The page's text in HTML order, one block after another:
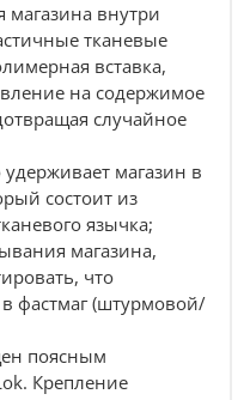
внутри
тканевые
вставка,
на содержимое
случайное
магазин в
состоит из
язычка;
магазина,
что
фастмаг (штурмовой/
поясным
Крепление